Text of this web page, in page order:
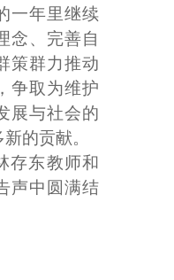
一年里继续
念、完善自
策群力推动
争取为维护
展与社会的
的贡献。
存东教师和
声中圆满结